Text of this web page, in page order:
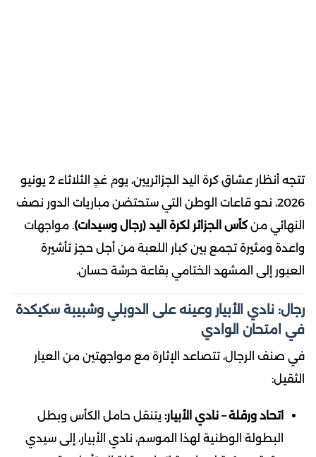
تتجه أنظار عشاق كرة اليد الجزائريين، يوم غدٍ الثلاثاء 2 يونيو
2026، نحو قاعات الوطن التي ستحتضن مباريات الدور نصف
النهائي منكأس الجزائر لكرة اليد (رجال وسيدات). مواجهات
واعدة ومثيرة تجمع بين كبار اللعبة من أجل حجز تأشيرة
العبور إلى المشهد الختامي بقاعة حرشة حسان.
رجال: نادي الأبيار وعينه على الدوبلي وشبيبة سكيكدة
في امتحان الوادي
في صنف الرجال، تتصاعد الإثارة مع مواجهتين من العيار
الثقيل:
اتحاد ورقلة – نادي الأبيار: يتنقل حامل الكأس وبطل
البطولة الوطنية لهذا الموسم، نادي الأبيار، إلى سيدي